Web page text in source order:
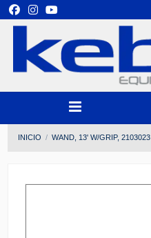
INICIO WAND, 13' W/GRIP, 2103023